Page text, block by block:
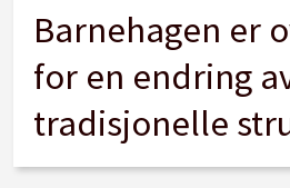
Barnehagen er
for en endring
tradisjonelle